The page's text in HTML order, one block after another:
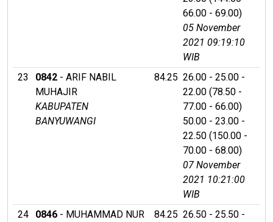
66.00 - 69.00)
05 November
2021 09:19:10
WIB
23
0842 - ARIF NABIL
MUHAJIR
KABUPATEN
BANYUWANGI
84.25 26.00 - 25.00 -
22.00 (78.50 -
77.00 - 66.00)
50.00 - 23.00 -
22.50 (150.00 -
70.00 - 68.00)
07 November
2021 10:21:00
WIB
24
0846 - MUHAMMAD NUR
84.25 26.50 - 25.50 -